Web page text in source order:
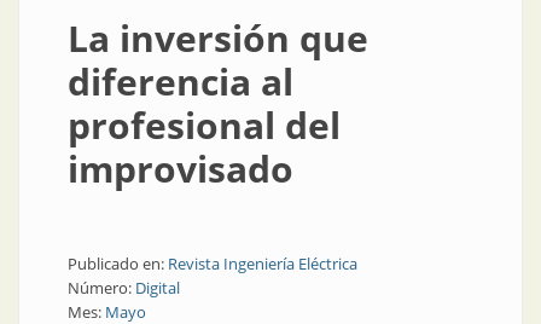
La inversión que
diferencia al
profesional del
improvisado
Publicado en: Revista Ingeniería Eléctrica
Número: Digital
Mes: Mayo